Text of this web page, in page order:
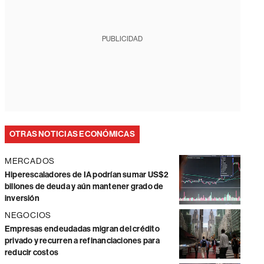
PUBLICIDAD
OTRAS NOTICIAS ECONÓMICAS
MERCADOS
Hiperescaladores de IA podrían sumar US$2
billones de deuda y aún mantener grado de
inversión
NEGOCIOS
Empresas endeudadas migran del crédito
privado y recurren a refinanciaciones para
reducir costos